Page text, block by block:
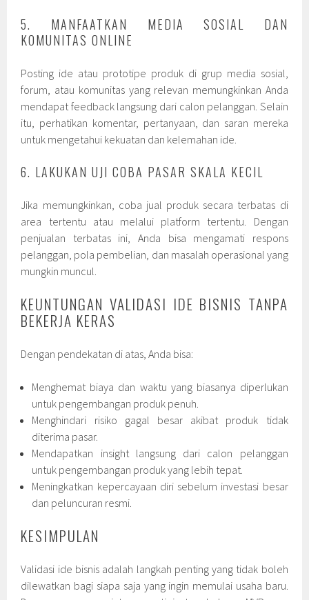
5. MANFAATKAN MEDIA SOSIAL DAN
KOMUNITAS ONLINE
Posting ide atau prototipe produk di grup media sosial,
forum, atau komunitas yang relevan memungkinkan Anda
mendapat feedback langsung dari calon pelanggan. Selain
itu, perhatikan komentar, pertanyaan, dan saran mereka
untuk mengetahui kekuatan dan kelemahan ide.
6. LAKUKAN UJI COBA PASAR SKALA KECIL
Jika memungkinkan, coba jual produk secara terbatas di
area tertentu atau melalui platform tertentu. Dengan
penjualan terbatas ini, Anda bisa mengamati respons
pelanggan, pola pembelian, dan masalah operasional yang
mungkin muncul.
KEUNTUNGAN VALIDASI IDE BISNIS TANPA
BEKERJA KERAS
Dengan pendekatan di atas, Anda bisa:
Menghemat biaya dan waktu yang biasanya diperlukan
untuk pengembangan produk penuh.
Menghindari risiko gagal besar akibat produk tidak
diterima pasar.
Mendapatkan insight langsung dari calon pelanggan
untuk pengembangan produk yang lebih tepat.
Meningkatkan kepercayaan diri sebelum investasi besar
dan peluncuran resmi.
KESIMPULAN
Validasi ide bisnis adalah langkah penting yang tidak boleh
dilewatkan bagi siapa saja yang ingin memulai usaha baru.